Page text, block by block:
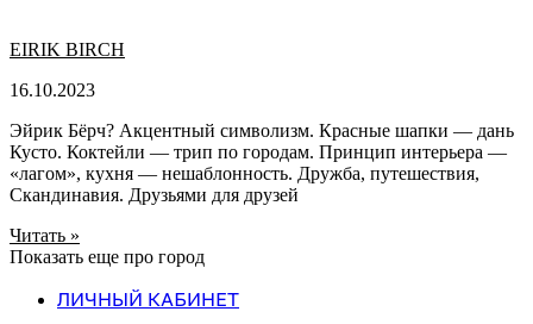
EIRIK BIRCH
16.10.2023
Эйрик Бёрч? Акцентный символизм. Красные шапки — дань
Кусто. Коктейли — трип по городам. Принцип интерьера —
«лагом», кухня — нешаблонность. Дружба, путешествия,
Скандинавия. Друзьями для друзей
Читать »
Показать еще про город
ЛИЧНЫЙ КАБИНЕТ